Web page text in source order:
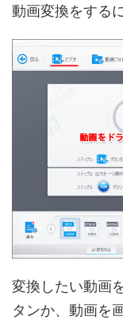
動画変換をする
変換したい動画
タンか、動画を